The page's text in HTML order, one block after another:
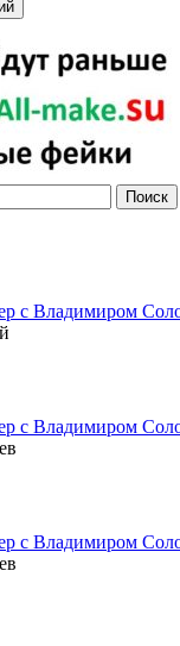
с Владимиром
с Владимиром
с Владимиром